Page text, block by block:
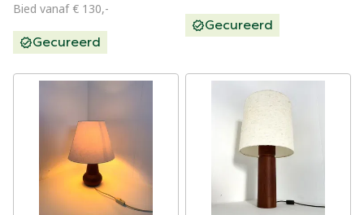
Bied vanaf € 130,-
Gecureerd
Gecureerd